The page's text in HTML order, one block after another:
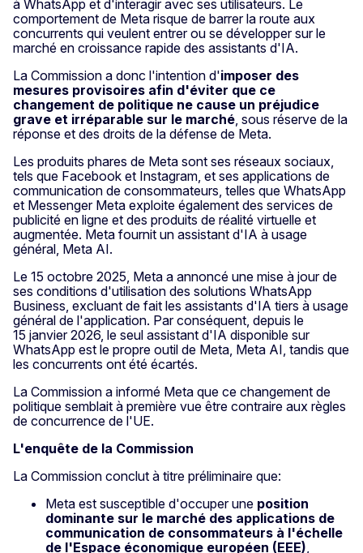
à WhatsApp et d'interagir avec ses utilisateurs. Le
comportement de Meta risque de barrer la route aux
concurrents qui veulent entrer ou se développer sur le
marché en croissance rapide des assistants d'IA.
La Commission a donc l'intention d'imposer des
mesures provisoires afin d'éviter que ce
changement de politique ne cause un préjudice
grave et irréparable sur le marché, sous réserve de la
réponse et des droits de la défense de Meta.
Les produits phares de Meta sont ses réseaux sociaux,
tels que Facebook et Instagram, et ses applications de
communication de consommateurs, telles que WhatsApp
et Messenger Meta exploite également des services de
publicité en ligne et des produits de réalité virtuelle et
augmentée. Meta fournit un assistant d'IA à usage
général, Meta AI.
Le 15 octobre 2025, Meta a annoncé une mise à jour de
ses conditions d'utilisation des solutions WhatsApp
Business, excluant de fait les assistants d'IA tiers à usage
général de l'application. Par conséquent, depuis le
15 janvier 2026, le seul assistant d'IA disponible sur
WhatsApp est le propre outil de Meta, Meta AI, tandis que
les concurrents ont été écartés.
La Commission a informé Meta que ce changement de
politique semblait à première vue être contraire aux règles
de concurrence de l'UE.
L'enquête de la Commission
La Commission conclut à titre préliminaire que:
Meta est susceptible d'occuper une position
dominante sur le marché des applications de
communication de consommateurs à l'échelle
de l'Espace économique européen (EEE),